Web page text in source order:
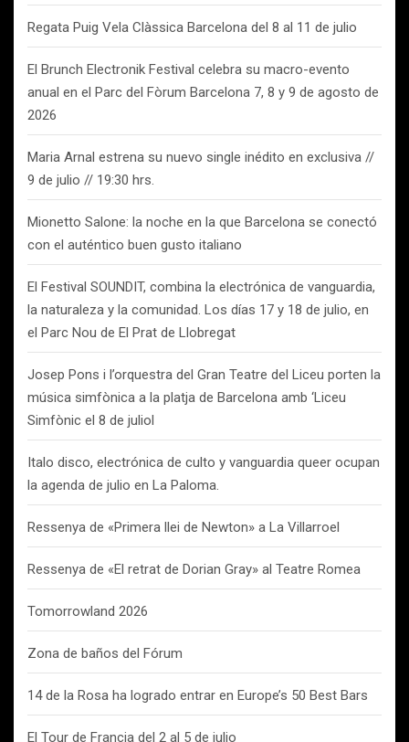
Regata Puig Vela Clàssica Barcelona del 8 al 11 de julio
El Brunch Electronik Festival celebra su macro-evento
anual en el Parc del Fòrum Barcelona 7, 8 y 9 de agosto de
2026
Maria Arnal estrena su nuevo single inédito en exclusiva //
9 de julio // 19:30 hrs.
Mionetto Salone: la noche en la que Barcelona se conectó
con el auténtico buen gusto italiano
El Festival SOUNDIT, combina la electrónica de vanguardia,
la naturaleza y la comunidad. Los días 17 y 18 de julio, en
el Parc Nou de El Prat de Llobregat
Josep Pons i l’orquestra del Gran Teatre del Liceu porten la
música simfònica a la platja de Barcelona amb ‘Liceu
Simfònic el 8 de juliol
Italo disco, electrónica de culto y vanguardia queer ocupan
la agenda de julio en La Paloma.
Ressenya de «Primera llei de Newton» a La Villarroel
Ressenya de «El retrat de Dorian Gray» al Teatre Romea
Tomorrowland 2026
Zona de baños del Fórum
14 de la Rosa ha logrado entrar en Europe’s 50 Best Bars
El Tour de Francia del 2 al 5 de julio